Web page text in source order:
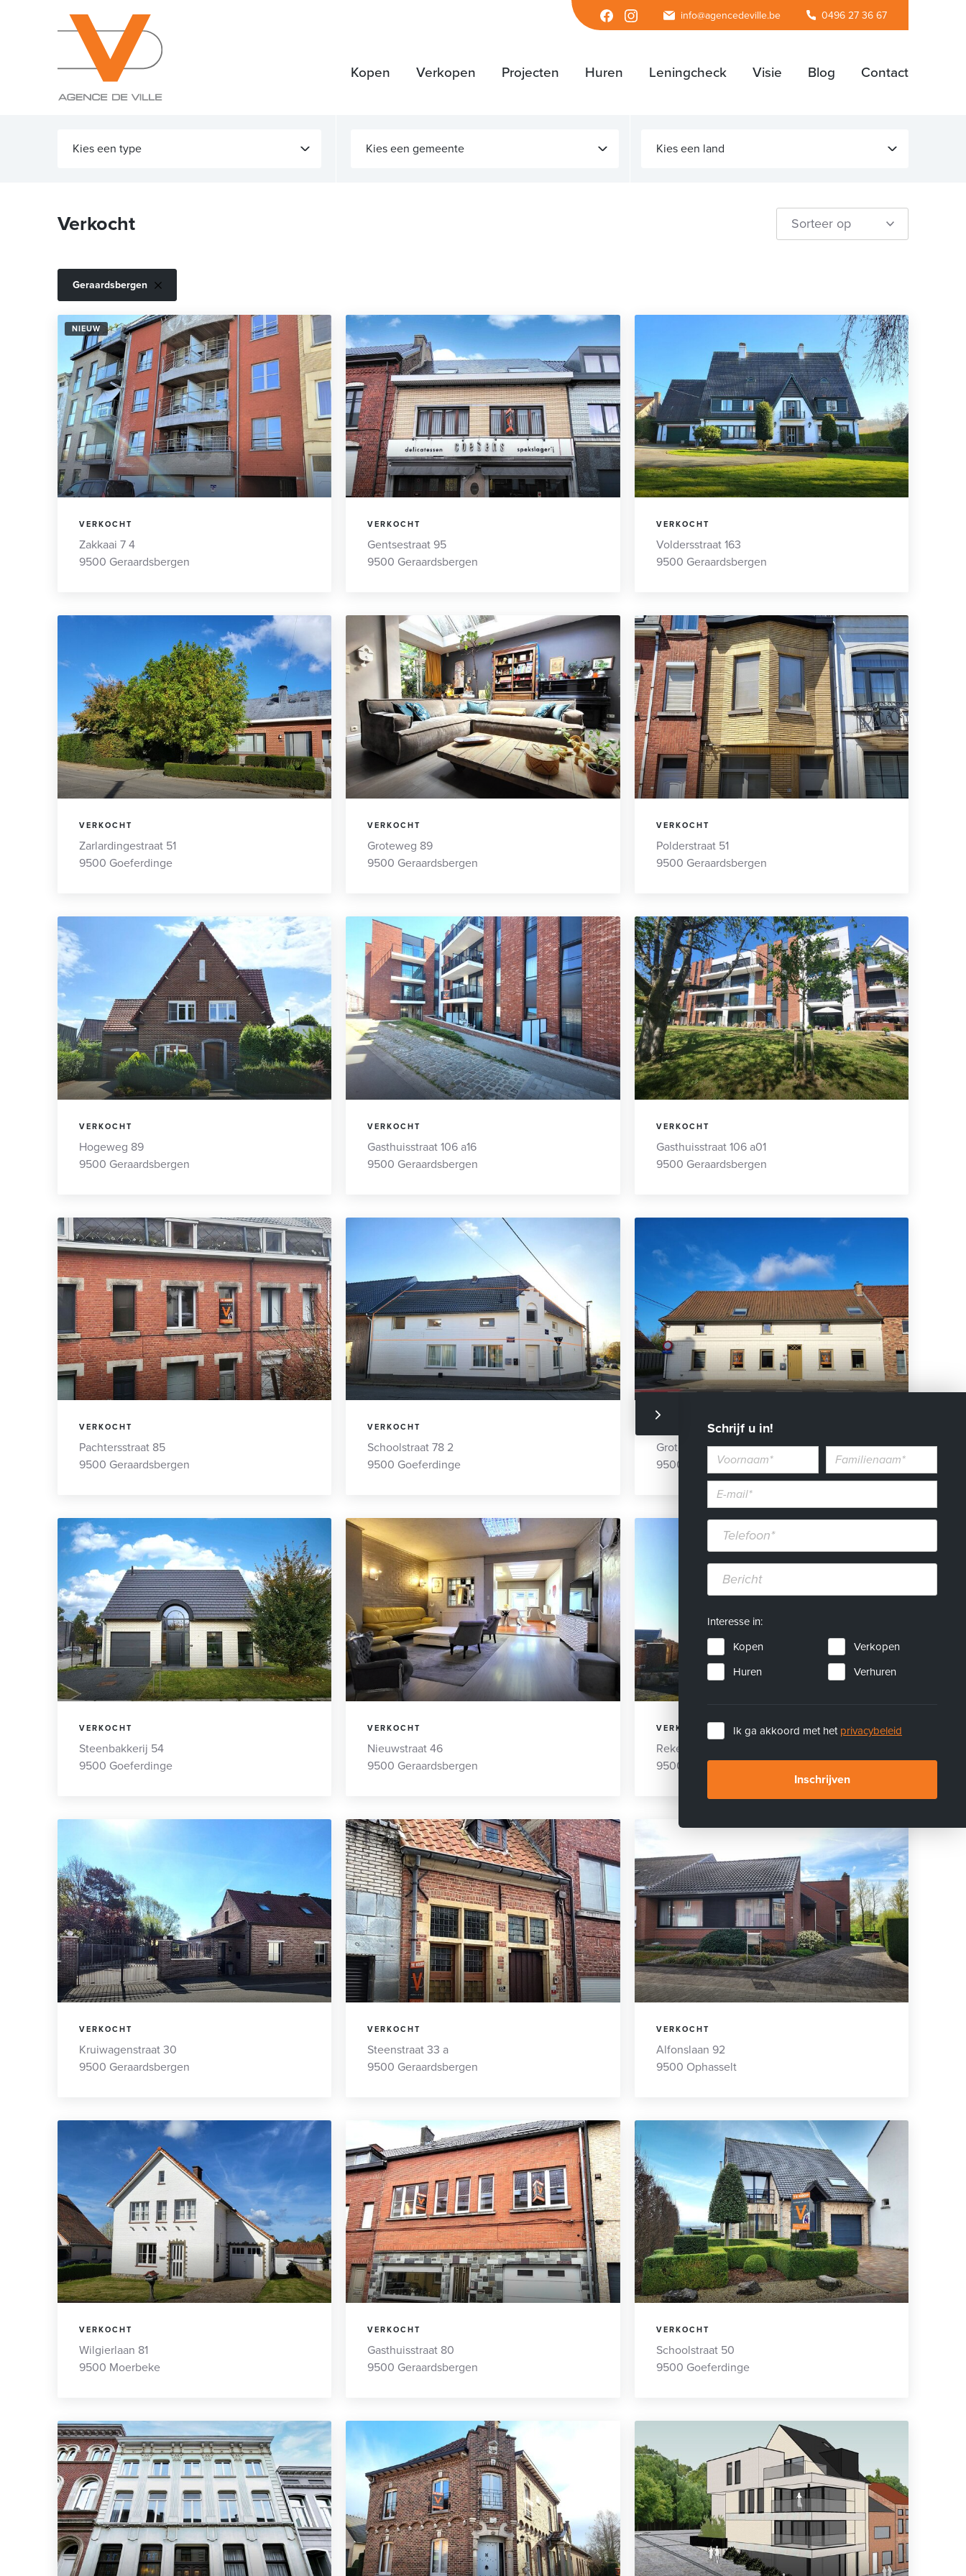
FacebookInstagram info@agencedeville.be 0496 27 36 67
Kopen Verkopen Projecten Huren Leningcheck Visie Blog Contact
Kies een type Kies een gemeente Kies een land
Verkocht
Geraardsbergen
NIEUW
VERKOCHT
Zakkaai 7 4
9500 Geraardsbergen
VERKOCHT
Gentsestraat 95
9500 Geraardsbergen
VERKOCHT
Voldersstraat 163
9500 Geraardsbergen
VERKOCHT
Zarlardingestraat 51
9500 Goeferdinge
VERKOCHT
Groteweg 89
9500 Geraardsbergen
VERKOCHT
Polderstraat 51
9500 Geraardsbergen
VERKOCHT
Hogeweg 89
9500 Geraardsbergen
VERKOCHT
Gasthuisstraat 106 a16
9500 Geraardsbergen
VERKOCHT
Gasthuisstraat 106 a01
9500 Geraardsbergen
VERKOCHT
Pachtersstraat 85
9500 Geraardsbergen
VERKOCHT
Schoolstraat 78 2
9500 Goeferdinge
VERKOCHT
Groteweg 356
9500 Overboelare
VERKOCHT
Steenbakkerij 54
9500 Goeferdinge
VERKOCHT
Nieuwstraat 46
9500 Geraardsbergen
VERKOCHT
Rekestraat 26
9500 Zarlardinge
VERKOCHT
Kruiwagenstraat 30
9500 Geraardsbergen
VERKOCHT
Steenstraat 33 a
9500 Geraardsbergen
VERKOCHT
Alfonslaan 92
9500 Ophasselt
VERKOCHT
Wilgierlaan 81
9500 Moerbeke
VERKOCHT
Gasthuisstraat 80
9500 Geraardsbergen
VERKOCHT
Schoolstraat 50
9500 Goeferdinge
Schrijf u in!
Voornaam Familienaam
Interesse in:
Kopen
Verkopen
Huren
Verhuren
Ik ga akkoord met het privacybeleid
Inschrijven